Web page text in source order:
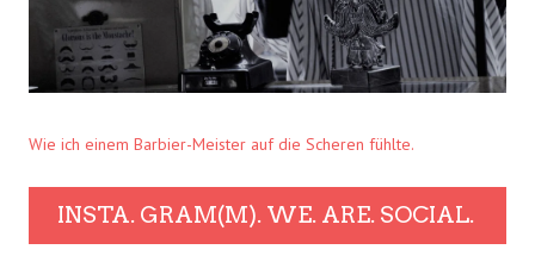
Wie ich einem Barbier-Meister auf die Scheren fühlte.
INSTA. GRAM(M). WE. ARE. SOCIAL.